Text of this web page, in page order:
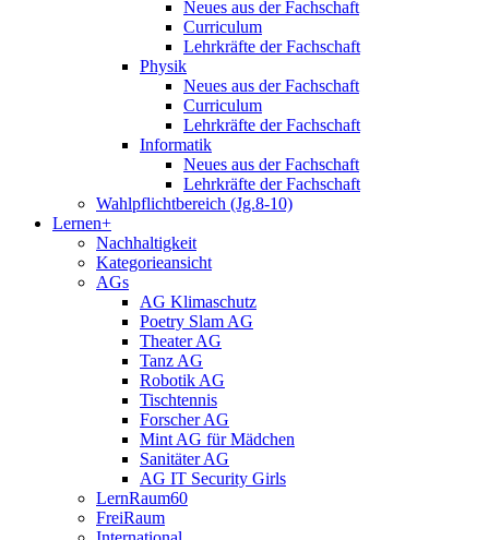
Neues aus der Fachschaft
Curriculum
Lehrkräfte der Fachschaft
Physik
Neues aus der Fachschaft
Curriculum
Lehrkräfte der Fachschaft
Informatik
Neues aus der Fachschaft
Lehrkräfte der Fachschaft
Wahlpflichtbereich (Jg.8-10)
Lernen+
Nachhaltigkeit
Kategorieansicht
AGs
AG Klimaschutz
Poetry Slam AG
Theater AG
Tanz AG
Robotik AG
Tischtennis
Forscher AG
Mint AG für Mädchen
Sanitäter AG
AG IT Security Girls
LernRaum60
FreiRaum